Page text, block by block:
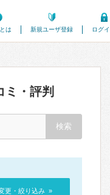
は
新規ユーザ登録 ログ
ミ・評判
更・絞り込み »